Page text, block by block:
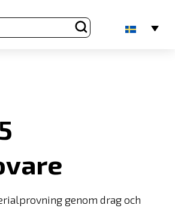
genom drag och